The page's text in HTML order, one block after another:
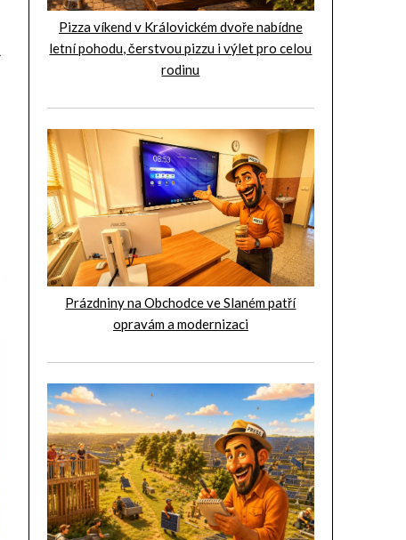
Pizza víkend v Královickém dvoře nabídne
letní pohodu, čerstvou pizzu i výlet pro celou
rodinu
Prázdniny na Obchodce ve Slaném patří
opravám a modernizaci